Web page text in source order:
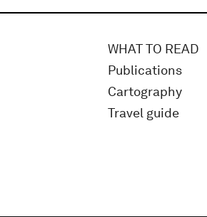
WHAT TO READ
Publications
Cartography
Travel guide